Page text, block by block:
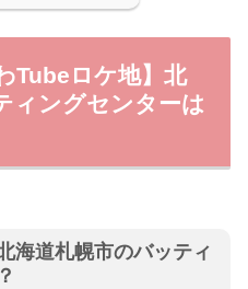
Tubeロケ地】北
ィングセンターは
海道札幌市のバッティ